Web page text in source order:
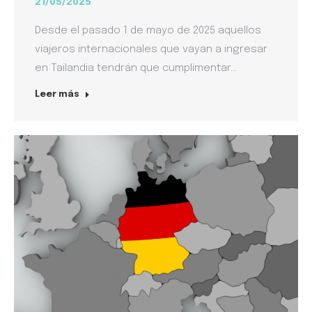
21/05/2025
Desde el pasado 1 de mayo de 2025 aquellos
viajeros internacionales que vayan a ingresar
en Tailandia tendrán que cumplimentar…
Leer más